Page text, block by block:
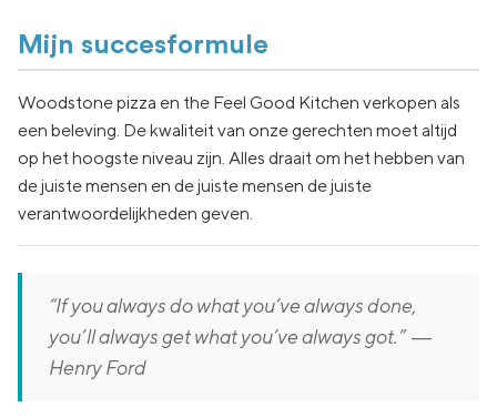
Mijn succesformule
Woodstone pizza en the Feel Good Kitchen verkopen als
een beleving. De kwaliteit van onze gerechten moet altijd
op het hoogste niveau zijn. Alles draait om het hebben van
de juiste mensen en de juiste mensen de juiste
verantwoordelijkheden geven.
“If you always do what you’ve always done,
you’ll always get what you’ve always got.” ―
Henry Ford